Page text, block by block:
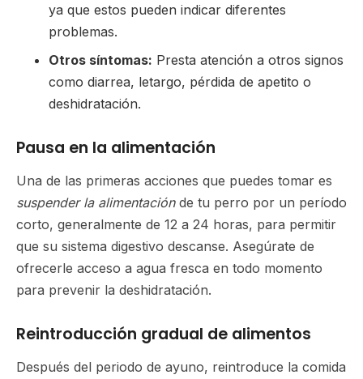
ya que estos pueden indicar diferentes
problemas.
Otros síntomas: Presta atención a otros signos
como diarrea, letargo, pérdida de apetito o
deshidratación.
Pausa en la alimentación
Una de las primeras acciones que puedes tomar es
suspender la alimentaciónde tu perro por un período
corto, generalmente de 12 a 24 horas, para permitir
que su sistema digestivo descanse. Asegúrate de
ofrecerle acceso a agua fresca en todo momento
para prevenir la deshidratación.
Reintroducción gradual de alimentos
Después del periodo de ayuno, reintroduce la comida